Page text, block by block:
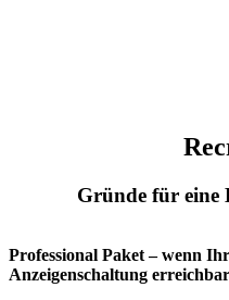
Gründe für eine
Professional Paket – wenn
Anzeigenschaltung